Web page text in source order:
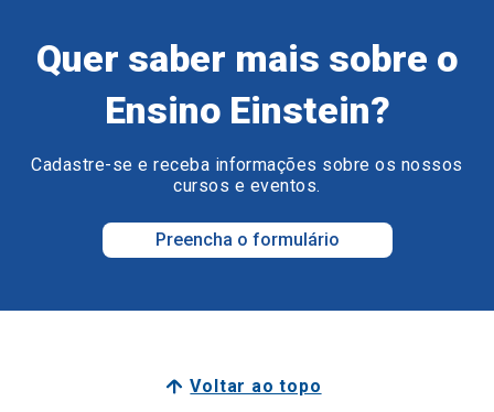
Quer saber mais sobre o
Ensino Einstein?
Cadastre-se e receba informações sobre os nossos
cursos e eventos.
Preencha o formulário
Voltar ao topo